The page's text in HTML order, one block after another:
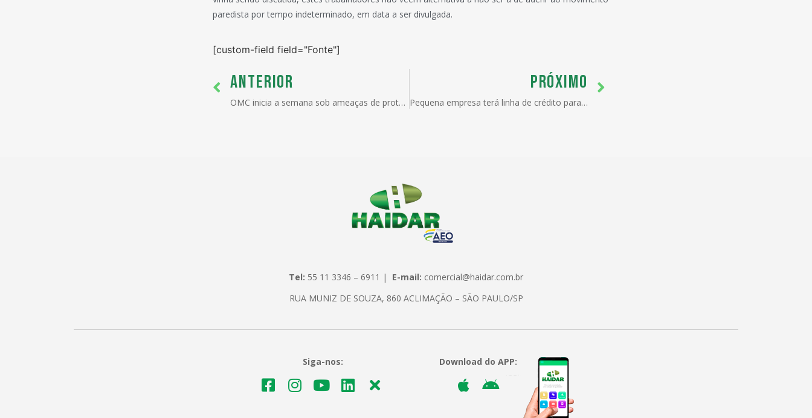
paredista por tempo indeterminado, em data a ser divulgada.
[custom-field field="Fonte"]
ANTERIOR
OMC inicia a semana sob ameaças de protesto
PRÓXIMO
Pequena empresa terá linha de crédito para inovação
Tel: 55 11 3346 – 6911 | E-mail: comercial@haidar.com.br
RUA MUNIZ DE SOUZA, 860 ACLIMAÇÃO – SÃO PAULO/SP
Siga-nos: Download do APP: